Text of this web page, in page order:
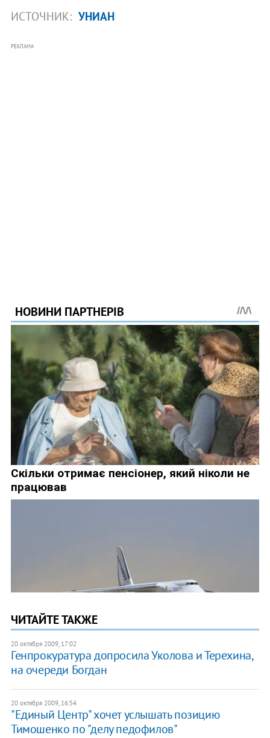
ИСТОЧНИК: УНИАН
РЕКЛАМА
ЧИТАЙТЕ ТАКЖЕ
20 октября 2009, 17:02
Генпрокуратура допросила Уколова и Терехина,
на очереди Богдан
20 октября 2009, 16:54
"Единый Центр" хочет услышать позицию
Тимошенко по "делу педофилов"